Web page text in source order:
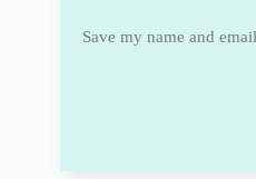
Save my name and